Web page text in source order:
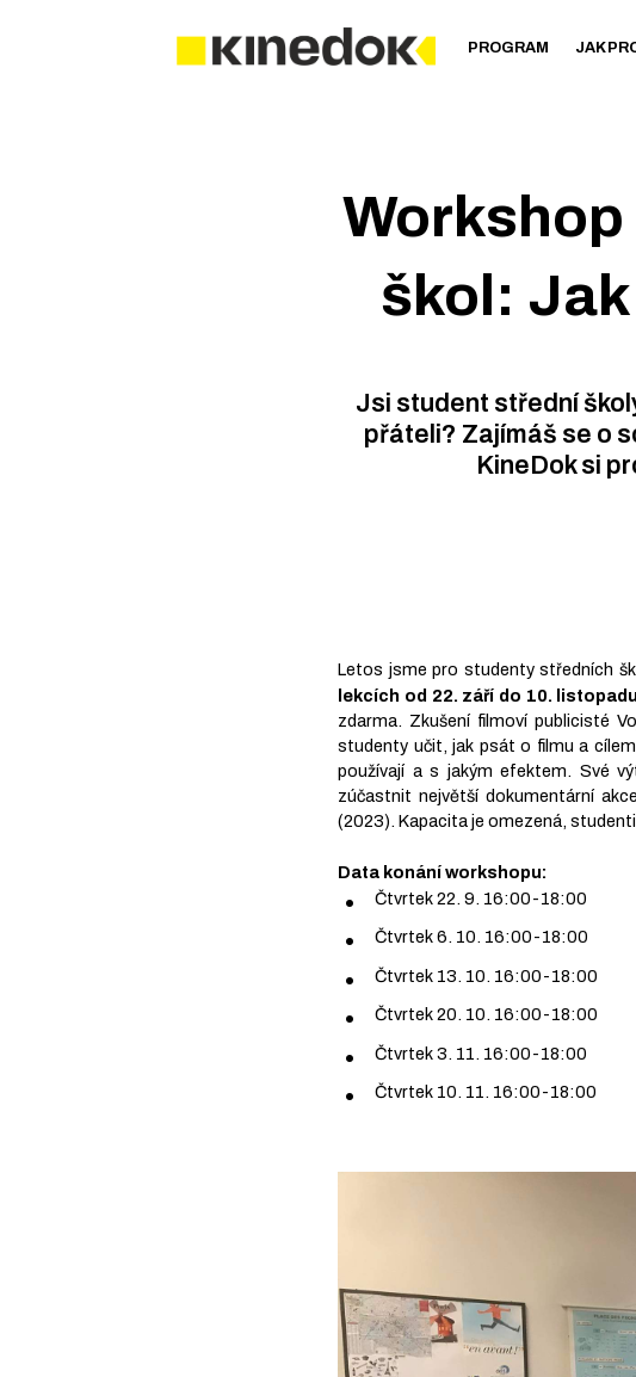
PROGRAM JAK
škol:
Jsi student střední
přáteli? Zajímáš se o
KineDok si
Letos jsme pro studenty středních
lekcích od 22. září do 10.
zdarma. Zkušení filmoví publicisté
studenty učit, jak psát o filmu a
používají a s jakým efektem. Své
zúčastnit největší dokumentární
(2023). Kapacita je omezená,
Data konání workshopu:
Čtvrtek 22. 9. 16:00-18:00
Čtvrtek 6. 10. 16:00-18:00
Čtvrtek 13. 10. 16:00-18:00
Čtvrtek 20. 10. 16:00-18:00
Čtvrtek 3. 11. 16:00-18:00
Čtvrtek 10. 11. 16:00-18:00